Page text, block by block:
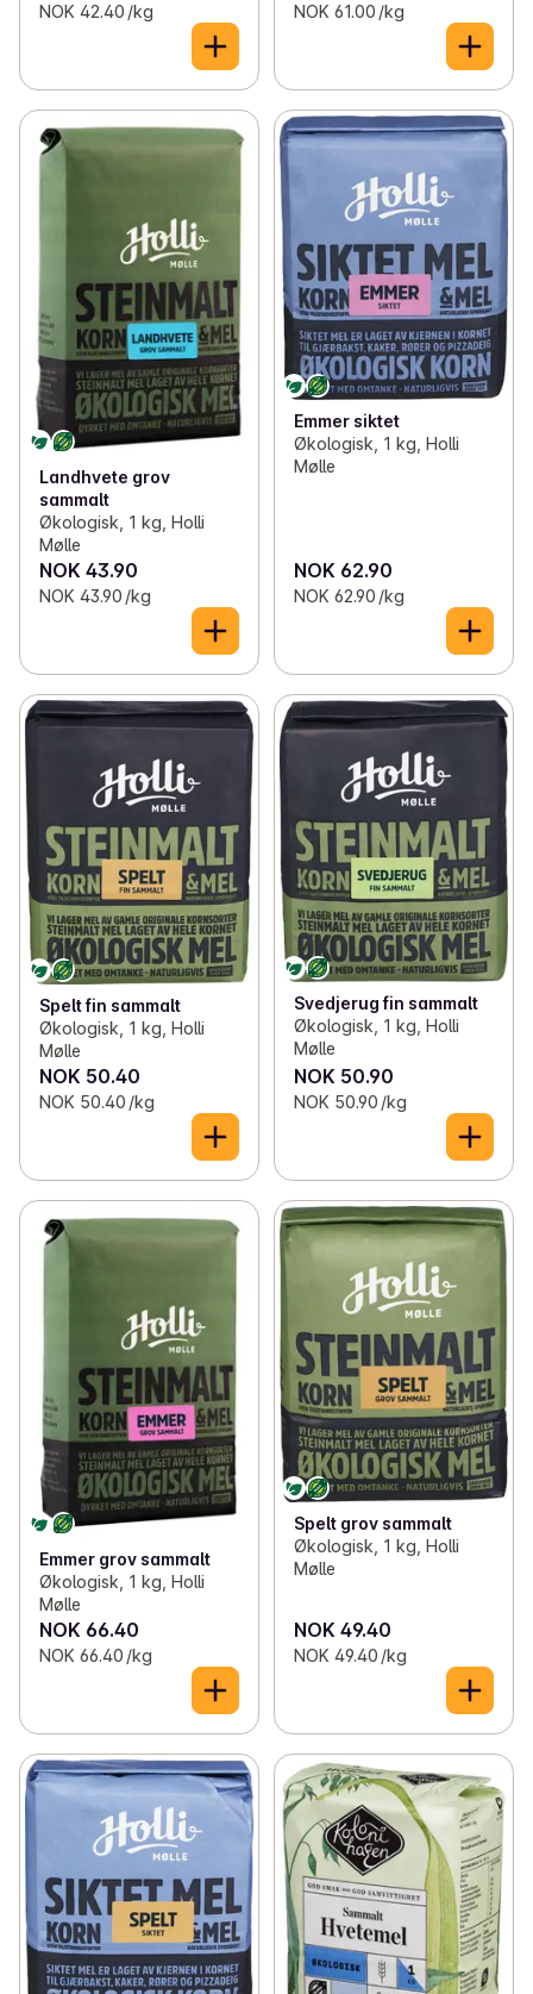
NOK 42.40 /kg NOK 61.00 /kg
Landhvete grov
sammalt
Økologisk, 1 kg, Holli
Mølle
NOK 43.90
NOK 43.90 /kg
Emmer siktet
Økologisk, 1 kg, Holli
Mølle
NOK 62.90
NOK 62.90 /kg
Spelt fin sammalt
Økologisk, 1 kg, Holli
Mølle
NOK 50.40
NOK 50.40 /kg
Svedjerug fin sammalt
Økologisk, 1 kg, Holli
Mølle
NOK 50.90
NOK 50.90 /kg
Emmer grov sammalt
Økologisk, 1 kg, Holli
Mølle
NOK 66.40
NOK 66.40 /kg
Spelt grov sammalt
Økologisk, 1 kg, Holli
Mølle
NOK 49.40
NOK 49.40 /kg